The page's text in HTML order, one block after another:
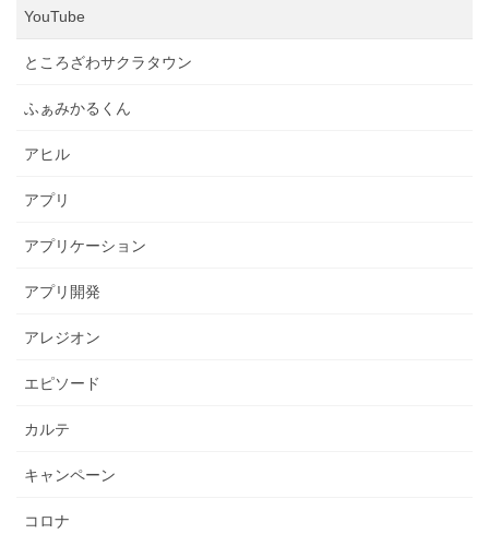
YouTube
ところざわサクラタウン
ふぁみかるくん
アヒル
アプリ
アプリケーション
アプリ開発
アレジオン
エピソード
カルテ
キャンペーン
コロナ